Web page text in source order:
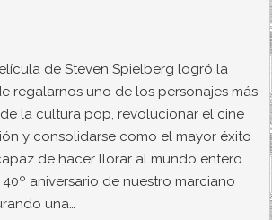
de Steven Spielberg logró la
regalarnos uno de los personajes más
la cultura pop, revolucionar el cine
y consolidarse como el mayor éxito
de hacer llorar al mundo entero.
aniversario de nuestro marciano
una…